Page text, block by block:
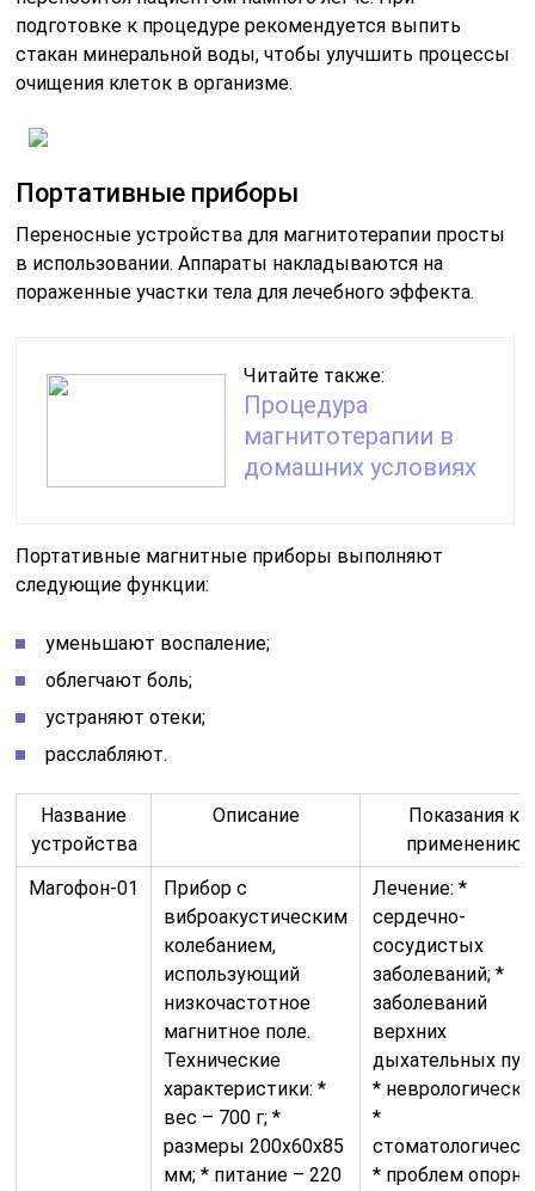
подготовке к процедуре рекомендуется выпить
стакан минеральной воды, чтобы улучшить процессы
очищения клеток в организме.
Портативные приборы
Переносные устройства для магнитотерапии просты
в использовании. Аппараты накладываются на
пораженные участки тела для лечебного эффекта.
Читайте также:
Процедура
магнитотерапии в
домашних условиях
Портативные магнитные приборы выполняют
следующие функции:
уменьшают воспаление;
облегчают боль;
устраняют отеки;
расслабляют.
Название
устройства
Описание
Показания к
применению
Магофон-01
Прибор с
виброакустическим
колебанием,
использующий
низкочастотное
магнитное поле.
Технические
характеристики: *
вес – 700 г; *
размеры 200х60х85
мм; * питание – 220
Лечение: *
сердечно-
сосудистых
заболеваний; *
заболеваний
верхних
дыхательных
*
*
* проблем